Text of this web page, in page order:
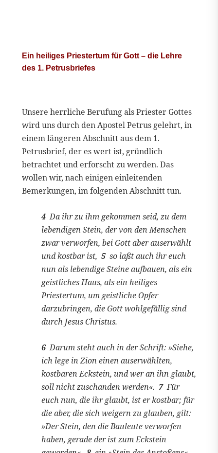
Ein heiliges Priestertum für Gott – die Lehre
des 1. Petrusbriefes
Unsere herrliche Berufung als Priester Gottes
wird uns durch den Apostel Petrus gelehrt, in
einem längeren Abschnitt aus dem 1.
Petrusbrief, der es wert ist, gründlich
betrachtet und erforscht zu werden. Das
wollen wir, nach einigen einleitenden
Bemerkungen, im folgenden Abschnitt tun.
4Da ihr zu ihm gekommen seid, zu dem
lebendigen Stein, der von den Menschen
zwar verworfen, bei Gott aber auserwählt
und kostbar ist, 5so laßt auch ihr euch
nun als lebendige Steine aufbauen, als ein
geistliches Haus, als ein heiliges
Priestertum, um geistliche Opfer
darzubringen, die Gott wohlgefällig sind
durch Jesus Christus.
6Darum steht auch in der Schrift: »Siehe,
ich lege in Zion einen auserwählten,
kostbaren Eckstein, und wer an ihn glaubt,
soll nicht zuschanden werden«. 7Für
euch nun, die ihr glaubt, ist er kostbar; für
die aber, die sich weigern zu glauben, gilt:
»Der Stein, den die Bauleute verworfen
haben, gerade der ist zum Eckstein